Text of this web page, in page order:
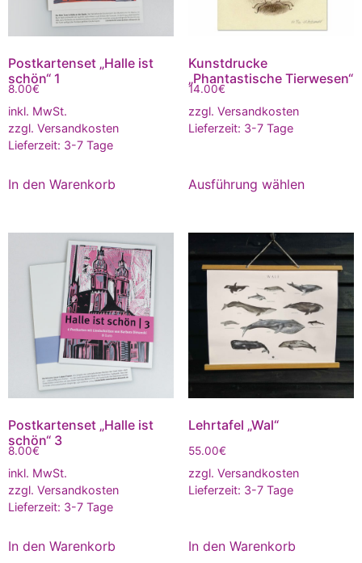
Postkartenset „Halle ist
schön“ 1
8.00€
inkl. MwSt.
zzgl. Versandkosten
Lieferzeit: 3-7 Tage
In den Warenkorb
Kunstdrucke
„Phantastische Tierwesen“
14.00€
zzgl. Versandkosten
Lieferzeit: 3-7 Tage
Ausführung wählen
Postkartenset „Halle ist
schön“ 3
8.00€
inkl. MwSt.
zzgl. Versandkosten
Lieferzeit: 3-7 Tage
In den Warenkorb
Lehrtafel „Wal“
55.00€
zzgl. Versandkosten
Lieferzeit: 3-7 Tage
In den Warenkorb